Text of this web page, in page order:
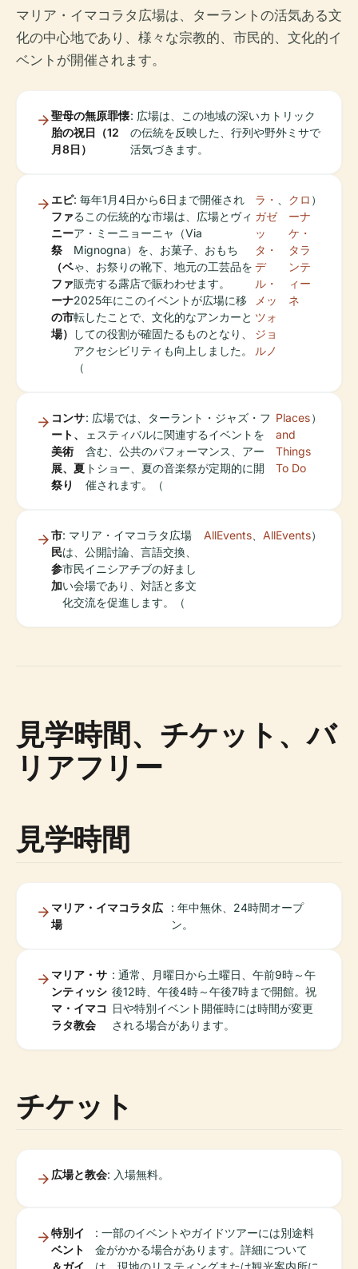
マリア・イマコラタ広場は、ターラントの活気ある文
化の中心地であり、様々な宗教的、市民的、文化的イ
ベントが開催されます。
聖母の無原罪懐
胎の祝日（12
月8日）
: 広場は、この地域の深いカトリック
の伝統を反映した、行列や野外ミサで
活気づきます。
エピ
ファ
ニー
祭
（ベ
ファ
ーナ
の市
場）
: 毎年1月4日から6日まで開催され
るこの伝統的な市場は、広場とヴィ
ア・ミーニョーニャ（Via
Mignogna）を、お菓子、おもち
ゃ、お祭りの靴下、地元の工芸品を
販売する露店で賑わわせます。
2025年にこのイベントが広場に移
転したことで、文化的なアンカーと
しての役割が確固たるものとなり、
アクセシビリティも向上しました。
（
ラ・
ガゼ
ッ
タ・
デ
ル・
メッ
ツォ
ジョ
ルノ
クロ
ーナ
ケ・
タラ
ンテ
ィー
ネ
）
コンサ
ート、
美術
展、夏
祭り
: 広場では、ターラント・ジャズ・フ
ェスティバルに関連するイベントを
含む、公共のパフォーマンス、アー
トショー、夏の音楽祭が定期的に開
催されます。（
Places
and
Things
To Do
）
市
民
参
加
: マリア・イマコラタ広場
は、公開討論、言語交換、
市民イニシアチブの好まし
い会場であり、対話と多文
化交流を促進します。（
AllEvents AllEvents）
見学時間、チケット、バ
リアフリー
見学時間
マリア・イマコラタ広
場
: 年中無休、24時間オープ
ン。
マリア・サ
ンティッシ
マ・イマコ
ラタ教会
: 通常、月曜日から土曜日、午前9時～午
後12時、午後4時～午後7時まで開館。祝
日や特別イベント開催時には時間が変更
される場合があります。
チケット
広場と教会: 入場無料。
特別イ
ベント
: 一部のイベントやガイドツアーには別途料
金がかかる場合があります。詳細について